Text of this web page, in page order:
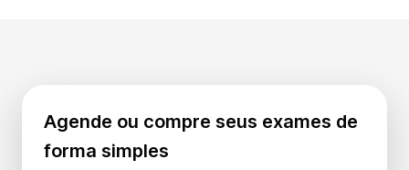
Agende ou compre seus exames de
forma simples